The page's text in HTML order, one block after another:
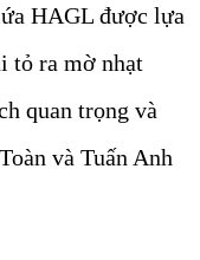
HAGL được lựa
tỏ ra mờ nhạt
quan trọng và
và Tuấn Anh